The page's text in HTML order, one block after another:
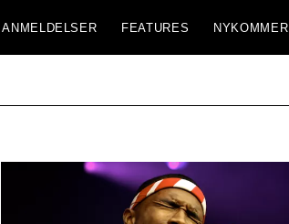
ANMELDELSER FEATURES NYKOMMER